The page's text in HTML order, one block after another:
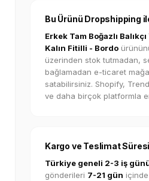
Bu Ürünü Dropshipping
Erkek Tam Boğazlı
Kalın Fitilli - Bordo
üzerinden stok tutmadan,
bağlamadan e-ticaret
satabilirsiniz. Shopify,
ve daha birçok platformla
Kargo ve Teslimat Süresi
Türkiye geneli 2-3 iş
gönderileri 7-21 gün